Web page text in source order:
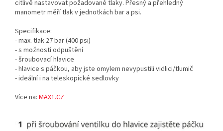
citlivě nastavovat požadované tlaky. Přesný a přehledný
manometr měří tlak v jednotkách bar a psi.
Specifikace:
- max. tlak 27 bar (400 psi)
- s možností odpuštění
- šroubovací hlavice
- hlavice s páčkou, aby jste omylem nevypustili vidlici/tlumič
- ideální i na teleskopické sedlovky
Více na: MAX1.CZ